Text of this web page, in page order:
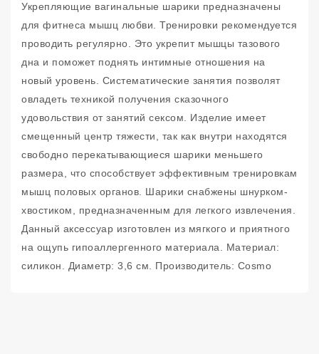
Укрепляющие вагинальные шарики предназначены
для фитнеса мышц любви. Тренировки рекомендуется
проводить регулярно. Это укрепит мышцы тазового
дна и поможет поднять интимные отношения на
новый уровень. Систематические занятия позволят
овладеть техникой получения сказочного
удовольствия от занятий сексом. Изделие имеет
смещенный центр тяжести, так как внутри находятся
свободно перекатывающиеся шарики меньшего
размера, что способствует эффективным тренировкам
мышц половых органов. Шарики снабжены шнурком-
хвостиком, предназначенным для легкого извлечения.
Данный аксессуар изготовлен из мягкого и приятного
на ощупь гипоаллергенного материала. Материал:
силикон. Диаметр: 3,6 см. Производитель: Cosmo